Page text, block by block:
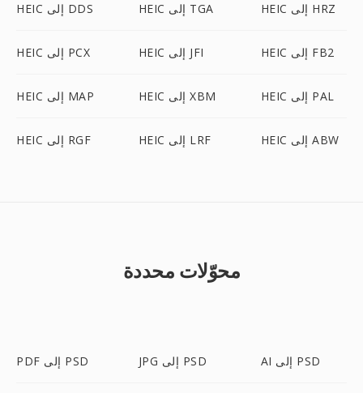
HEIC إلى DDS HEIC إلى TGA HEIC إلى HRZ
HEIC إلى PCX HEIC إلى JFI HEIC إلى FB2
HEIC إلى MAP HEIC إلى XBM HEIC إلى PAL
HEIC إلى RGF HEIC إلى LRF HEIC إلى ABW
محوّلات محددة
PDF إلى PSD JPG إلى PSD AI إلى PSD